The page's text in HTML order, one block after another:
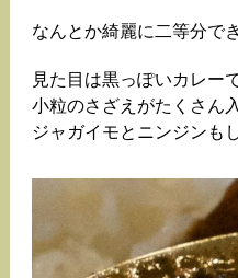
なんとか綺麗に二等分で
見た目は黒っぽいカレー
小粒のさざえがたくさん
ジャガイモとニンジンも